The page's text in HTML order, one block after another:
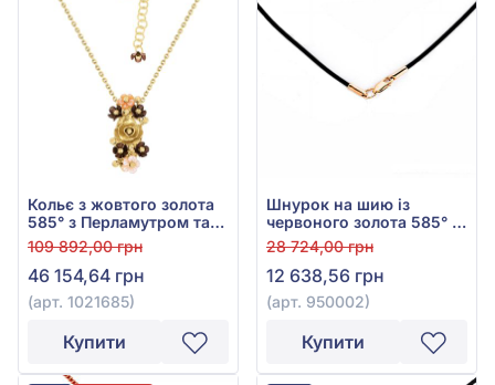
Кольє з жовтого золота
585° з Перламутром та
Чорним Перламутром,
арт. 1021685
109 892,00 грн
46 154,64 грн
(арт. 1021685)
Купити
Шнурок на шию із
червоного золота 585° з
чорним каучуком, арт.
950002
28 724,00 грн
12 638,56 грн
(арт. 950002)
Купити